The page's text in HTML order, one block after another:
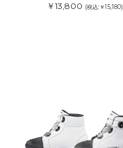
￥13,800 (税込:￥15,180)